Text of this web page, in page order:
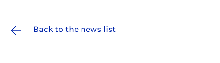
Back to the news list